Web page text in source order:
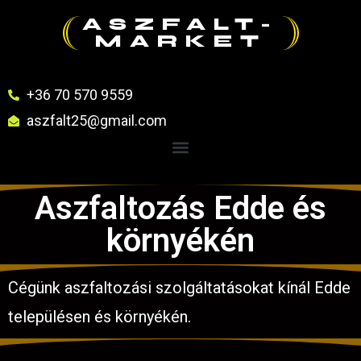
ASZFALT-
MARKET
+36 70 570 9559
aszfalt25@gmail.com
Aszfaltozás Edde és
környékén
Cégünk aszfaltozási szolgáltatásokat kínál Edde
településen és környékén.